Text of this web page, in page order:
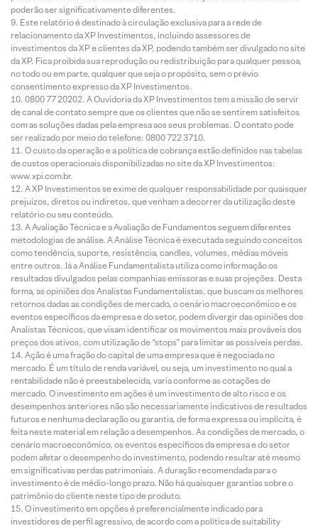
poderão ser significativamente diferentes.
Este relatório é destinado à circulação exclusiva para a rede de
relacionamento da XP Investimentos, incluindo assessores de
investimentos da XP e clientes da XP, podendo também ser divulgado no site
da XP. Fica proibida sua reprodução ou redistribuição para qualquer pessoa,
no todo ou em parte, qualquer que seja o propósito, sem o prévio
consentimento expresso da XP Investimentos.
0800 77 20202. A Ouvidoria da XP Investimentos tem a missão de servir
de canal de contato sempre que os clientes que não se sentirem satisfeitos
com as soluções dadas pela empresa aos seus problemas. O contato pode
ser realizado por meio do telefone: 0800 722 3710.
O custo da operação e a política de cobrança estão definidos nas tabelas
de custos operacionais disponibilizadas no site da XP Investimentos:
www.xpi.com.br.
A XP Investimentos se exime de qualquer responsabilidade por quaisquer
prejuízos, diretos ou indiretos, que venham a decorrer da utilização deste
relatório ou seu conteúdo.
A Avaliação Técnica e a Avaliação de Fundamentos seguem diferentes
metodologias de análise. A Análise Técnica é executada seguindo conceitos
como tendência, suporte, resistência, candles, volumes, médias móveis
entre outros. Já a Análise Fundamentalista utiliza como informação os
resultados divulgados pelas companhias emissoras e suas projeções. Desta
forma, as opiniões dos Analistas Fundamentalistas, que buscam os melhores
retornos dadas as condições de mercado, o cenário macroeconômico e os
eventos específicos da empresa e do setor, podem divergir das opiniões dos
Analistas Técnicos, que visam identificar os movimentos mais prováveis dos
preços dos ativos, com utilização de “stops” para limitar as possíveis perdas.
Ação é uma fração do capital de uma empresa que é negociada no
mercado. É um título de renda variável, ou seja, um investimento no qual a
rentabilidade não é preestabelecida, varia conforme as cotações de
mercado. O investimento em ações é um investimento de alto risco e os
desempenhos anteriores não são necessariamente indicativos de resultados
futuros e nenhuma declaração ou garantia, de forma expressa ou implícita, é
feita neste material em relação a desempenhos. As condições de mercado, o
cenário macroeconômico, os eventos específicos da empresa e do setor
podem afetar o desempenho do investimento, podendo resultar até mesmo
em significativas perdas patrimoniais. A duração recomendada para o
investimento é de médio-longo prazo. Não há quaisquer garantias sobre o
patrimônio do cliente neste tipo de produto.
O investimento em opções é preferencialmente indicado para
investidores de perfil agressivo, de acordo com a política de suitability